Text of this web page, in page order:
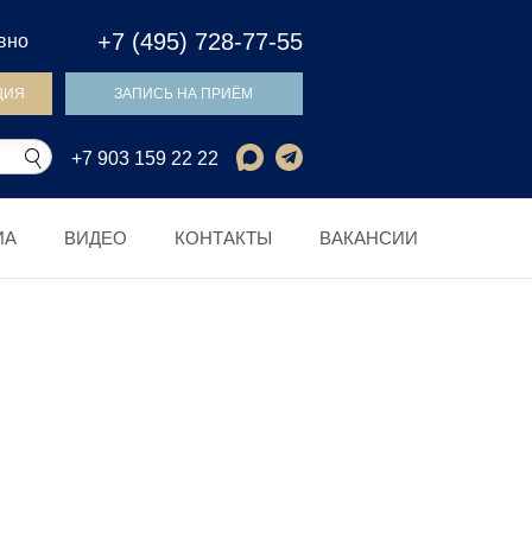
+7 (495) 728-77-55
ЗАПИСЬ НА ПРИЁМ
+7 903 159 22 22
ВИДЕО КОНТАКТЫ ВАКАНСИИ